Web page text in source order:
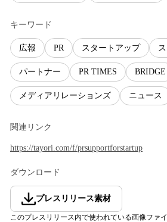
キーワード
広報 PR スタートアップ
パートナー PR TIMES BRIDGE
メディアリレーションズ ニュース
関連リンク
https://tayori.com/f/prsupportforstartup
ダウンロード
プレスリリース素材
このプレスリリース内で使われている画像ファ